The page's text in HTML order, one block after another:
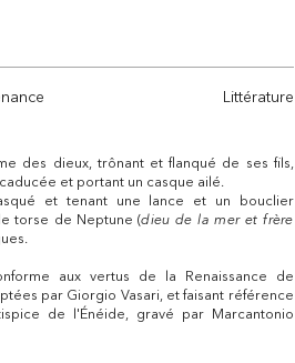
Littérature
des dieux, trônant et flanqué de ses fils,
et portant un casque ailé.
et tenant une lance et un bouclier
torse de Neptune (dieu de la mer et frère
aux vertus de la Renaissance de
par Giorgio Vasari, et faisant référence
de l'Énéide, gravé par Marcantonio